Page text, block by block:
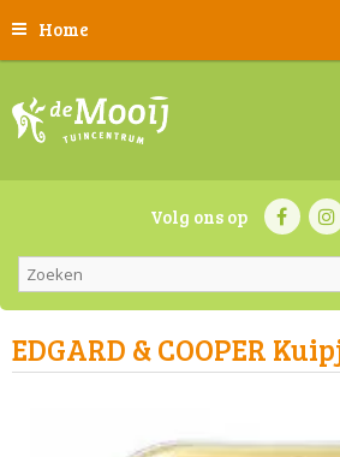
Home
Volg ons op
EDGARD & COOPER